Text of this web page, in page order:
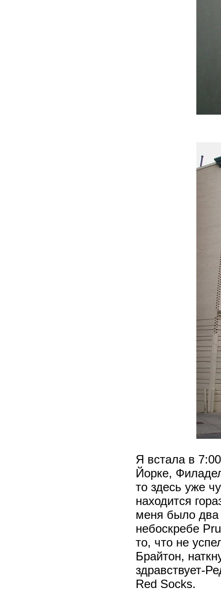
Я встала в
Йорке,
то здесь уже
находится
меня было два
небоскребе
то, что не
Брайтон,
здравствует-
Red Socks.